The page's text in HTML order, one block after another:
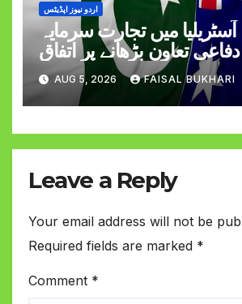
اردو نیوز اپڈیٹس
آسٹریلیا میں تجارت سرمایہ
تعاون بڑھانے پر اتفاق
AUG 5, 2026 FAISAL BUKHARI
Leave a Reply
Your email address will not be
Required fields are marked *
Comment *